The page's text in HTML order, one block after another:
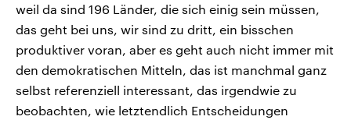
weil da sind 196 Länder, die sich einig sein müssen,
das geht bei uns, wir sind zu dritt, ein bisschen
produktiver voran, aber es geht auch nicht immer mit
den demokratischen Mitteln, das ist manchmal ganz
selbst referenziell interessant, das irgendwie zu
beobachten, wie letztendlich Entscheidungen